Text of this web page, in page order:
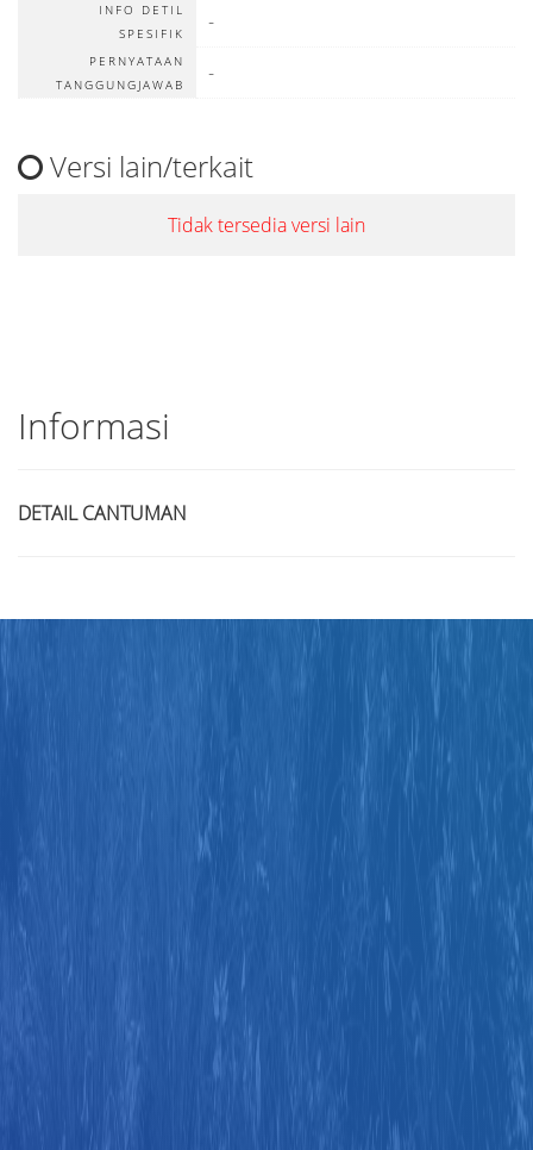
INFO DETIL
SPESIFIK
-
PERNYATAAN
TANGGUNGJAWAB
-
Versi lain/terkait
Tidak tersedia versi lain
Informasi
DETAIL CANTUMAN
Subyek
Tipe Koleksi
GMD